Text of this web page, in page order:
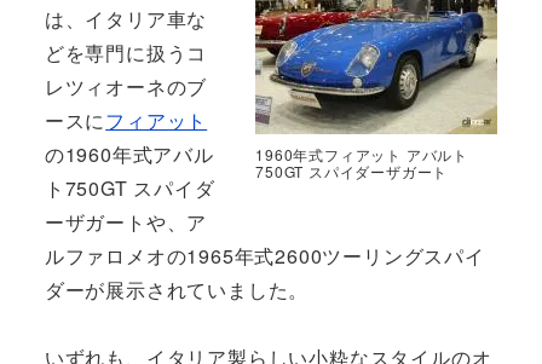
1960年式フィアット アバルト
750GT スパイダーザガート
は、イタリア車な
どを専門に扱うコ
レツィオーネのブ
ースにフィアット
の1960年式アバル
ト750GT スパイダ
ーザガートや、ア
ルファロメオの1965年式2600ツーリングスパイ
ダーが展示されていました。
いずれも、イタリア製らしい小粋なスタイルのオ